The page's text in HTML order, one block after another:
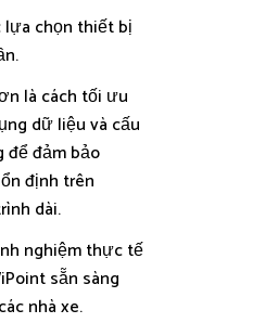
chọn thiết bị
là cách tối ưu
dữ liệu và cấu
để đảm bảo
định trên
dài.
nghiệm thực tế
sẵn sàng
nhà xe.